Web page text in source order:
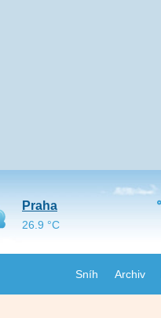
Sníh Archiv
Praha
26.9 °C